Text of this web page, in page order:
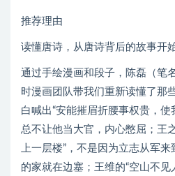
推荐理由
读懂唐诗，从唐诗背后的故事开始
通过手绘漫画和段子，陈磊（笔
时漫画团队带我们重新读懂了那
白喊出“安能摧眉折腰事权贵，使
总不让他当大官，内心憋屈；王
上一层楼”，不是因为立志从军
的家就在边塞；王维的“空山不见